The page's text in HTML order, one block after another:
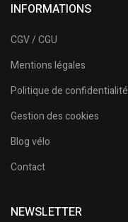
INFORMATIONS
CGV / CGU
Mentions légales
Politique de confidentialité
Gestion des cookies
Blog vélo
Contact
NEWSLETTER